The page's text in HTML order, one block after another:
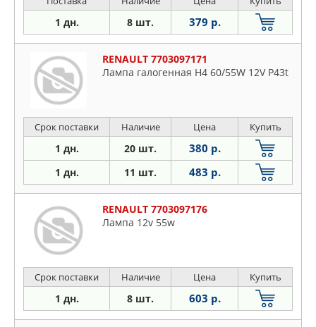
1 дн. 8 шт. 379 р.
RENAULT 7703097171
Лампа галогенная H4 60/55W 12V P43t
Срок поставки Наличие Цена Купить
1 дн. 20 шт. 380 р.
1 дн. 11 шт. 483 р.
RENAULT 7703097176
Лампа 12v 55w
Срок поставки Наличие Цена Купить
1 дн. 8 шт. 603 р.